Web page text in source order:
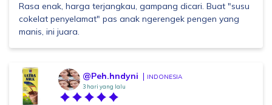
Rasa enak, harga terjangkau, gampang dicari. Buat "susu
cokelat penyelamat" pas anak ngerengek pengen yang
manis, ini juara.
@Peh.hndyni INDONESIA
3 hari yang lalu